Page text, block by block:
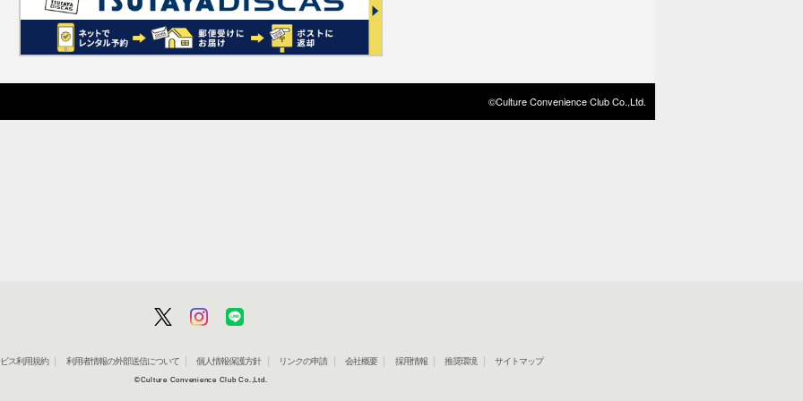
©Culture Convenience Club Co.,Ltd.
ビス利用規約 利用者情報の外部送信について 個人情報保護方針 リンクの申請 会社概要 採用情報 推奨環境 サイトマップ
©Culture Convenience Club Co.,Ltd.